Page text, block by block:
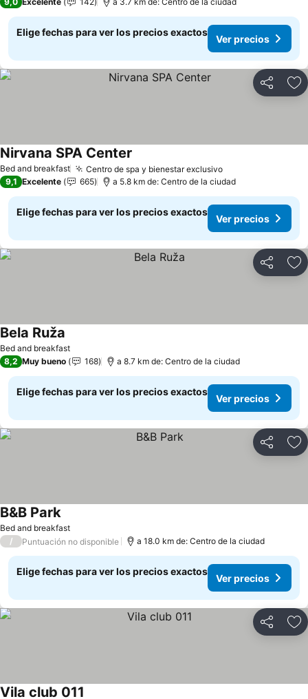
Elige fechas para ver los precios exactos
Ver precios
Compartir
Bed and breakfast Centro de spa y bienestar exclusivoVer precios
Nirvana SPA Center
9,1 Excelente 665 a 5.8 km de: Centro de la ciudad
Elige fechas para ver los precios exactos
Ver precios
Compartir
Bed and breakfast
Bela Ruža
8,2 Muy bueno 168 a 8.7 km de: Centro de la ciudad
Elige fechas para ver los precios exactos
Ver precios
Compartir
Bed and breakfast
B&B ParkVer precios
/ Puntuación no disponible a 18.0 km de: Centro de la ciudad
Elige fechas para ver los precios exactos
Ver precios
Compartir
Vila club 011